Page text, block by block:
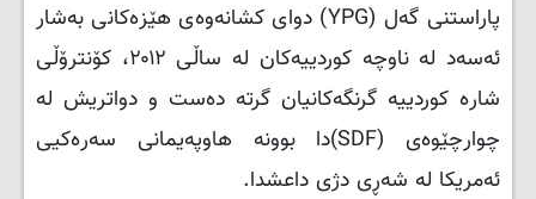
پاراستنی گەل (YPG) دوای کشانەوەی هێزەکانی بەشار
ئەسەد لە ناوچە کوردییەکان لە ساڵی ۲۰۱۲، کۆنترۆڵی
شارە کوردییە گرنگەکانیان گرتە دەست و دواتریش لە
چوارچێوەی (SDF)دا بوونە هاوپەیمانی سەرەکیی
ئەمریکا لە شەڕی دژی داعشدا.